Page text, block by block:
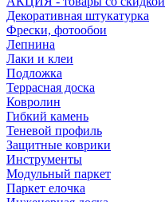
Декоративная штукатурка
Фрески, фотообои
Лепнина
Лаки и клеи
Подложка
Террасная доска
Ковролин
Гибкий камень
Теневой профиль
Защитные коврики
Инструменты
Модульный паркет
Паркет елочка